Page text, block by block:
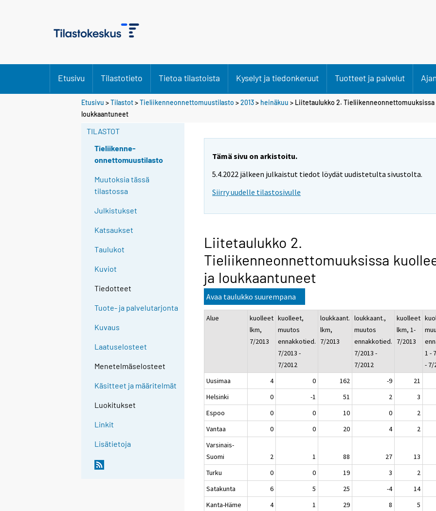
Etusivu Tilastotieto Tietoa tilastoista Kyselyt ja tiedonkeruut Tuotteet ja palvelut
Etusivu >Tilastot>Tieliikenneonnettomuustilasto >2013> heinäkuu > Liitetaulukko 2. Tieliikenneonnettomuuksissa
loukkaantuneet
TILASTOT
Tieliikenne-
onnettomuustilasto
Muutoksia tässä
tilastossa
Julkistukset
Katsaukset
Taulukot
Kuviot
Tiedotteet
Tuote- ja palvelutarjonta
Kuvaus
Laatuselosteet
Menetelmäselosteet
Käsitteet ja määritelmät
Luokitukset
Linkit
Lisätietoja
Tämä sivu on arkistoitu.
5.4.2022 jälkeen julkaistut tiedot löydät uudistetulta sivustolta.
Siirry uudelle tilastosivulle
Liitetaulukko 2.
Tieliikenneonnettomuuksissa
ja loukkaantuneet
Avaa taulukko suurempana
Alue
kuolleet
lkm,
7/2013
kuolleet,
muutos
ennakkotied.
7/2013 -
7/2012
loukkaant.
lkm,
7/2013
loukkaant.,
muutos
ennakkotied.
7/2013 -
7/2012
kuolleet
lkm, 1-
7/2013
1 -
- 7/
Uusimaa
4 0 162 -9 21
Helsinki
0 -1 51 2 3
Espoo
0 0 10 0 2
Vantaa
0 0 20 4 2
Varsinais-
Suomi
2 1 88 27 13
Turku
0 0 19 3 2
Satakunta
6 5 25 -4 14
Kanta-Häme
4 1 29 8 5